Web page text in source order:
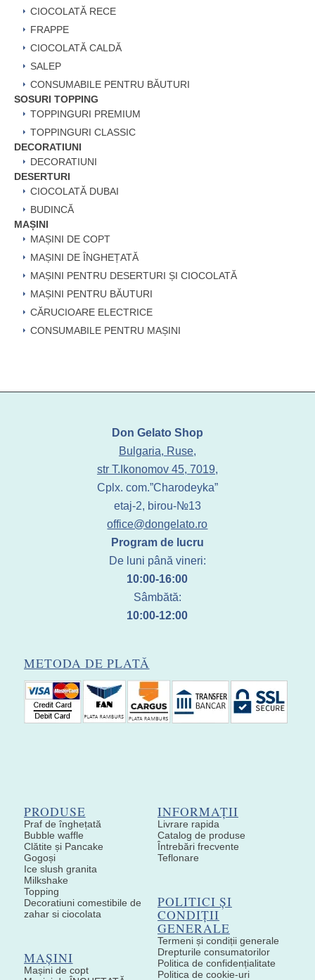
CIOCOLATĂ RECE
FRAPPE
CIOCOLATĂ CALDĂ
SALEP
CONSUMABILE PENTRU BĂUTURI
SOSURI TOPPING
TOPPINGURI PREMIUM
TOPPINGURI CLASSIC
DECORATIUNI
DECORATIUNI
DESERTURI
CIOCOLATĂ DUBAI
BUDINCĂ
MAȘINI
MAȘINI DE COPT
MAȘINI DE ÎNGHEȚATĂ
MAȘINI PENTRU DESERTURI ȘI CIOCOLATĂ
MAȘINI PENTRU BĂUTURI
CĂRUCIOARE ELECTRICE
CONSUMABILE PENTRU MAȘINI
Don Gelato Shop
Bulgaria, Ruse,
str T.Ikonomov 45, 7019,
Cplx. com.”Charodeyka”
etaj-2, birou-№13
office@dongelato.ro
Program de lucru
De luni până vineri:
10:00-16:00
Sâmbătă:
10:00-12:00
METODA DE PLATĂ
PRODUSE
Praf de înghețată
Bubble waffle
Clătite și Pancake
Gogoși
Ice slush granita
Milkshake
Topping
Decoratiuni comestibile de
zahar si ciocolata
MAȘINI
Mașini de copt
INFORMAȚII
Livrare rapida
Catalog de produse
Întrebări frecvente
Teflonare
POLITICI ȘI
CONDIȚII
GENERALE
Termeni și condiții generale
Drepturile consumatorilor
Politica de confidențialitate
Politica de cookie-uri